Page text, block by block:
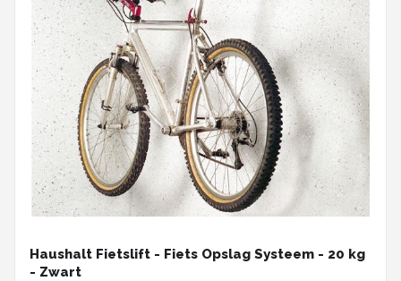
Haushalt Fietslift - Fiets Opslag Systeem - 20 kg
- Zwart